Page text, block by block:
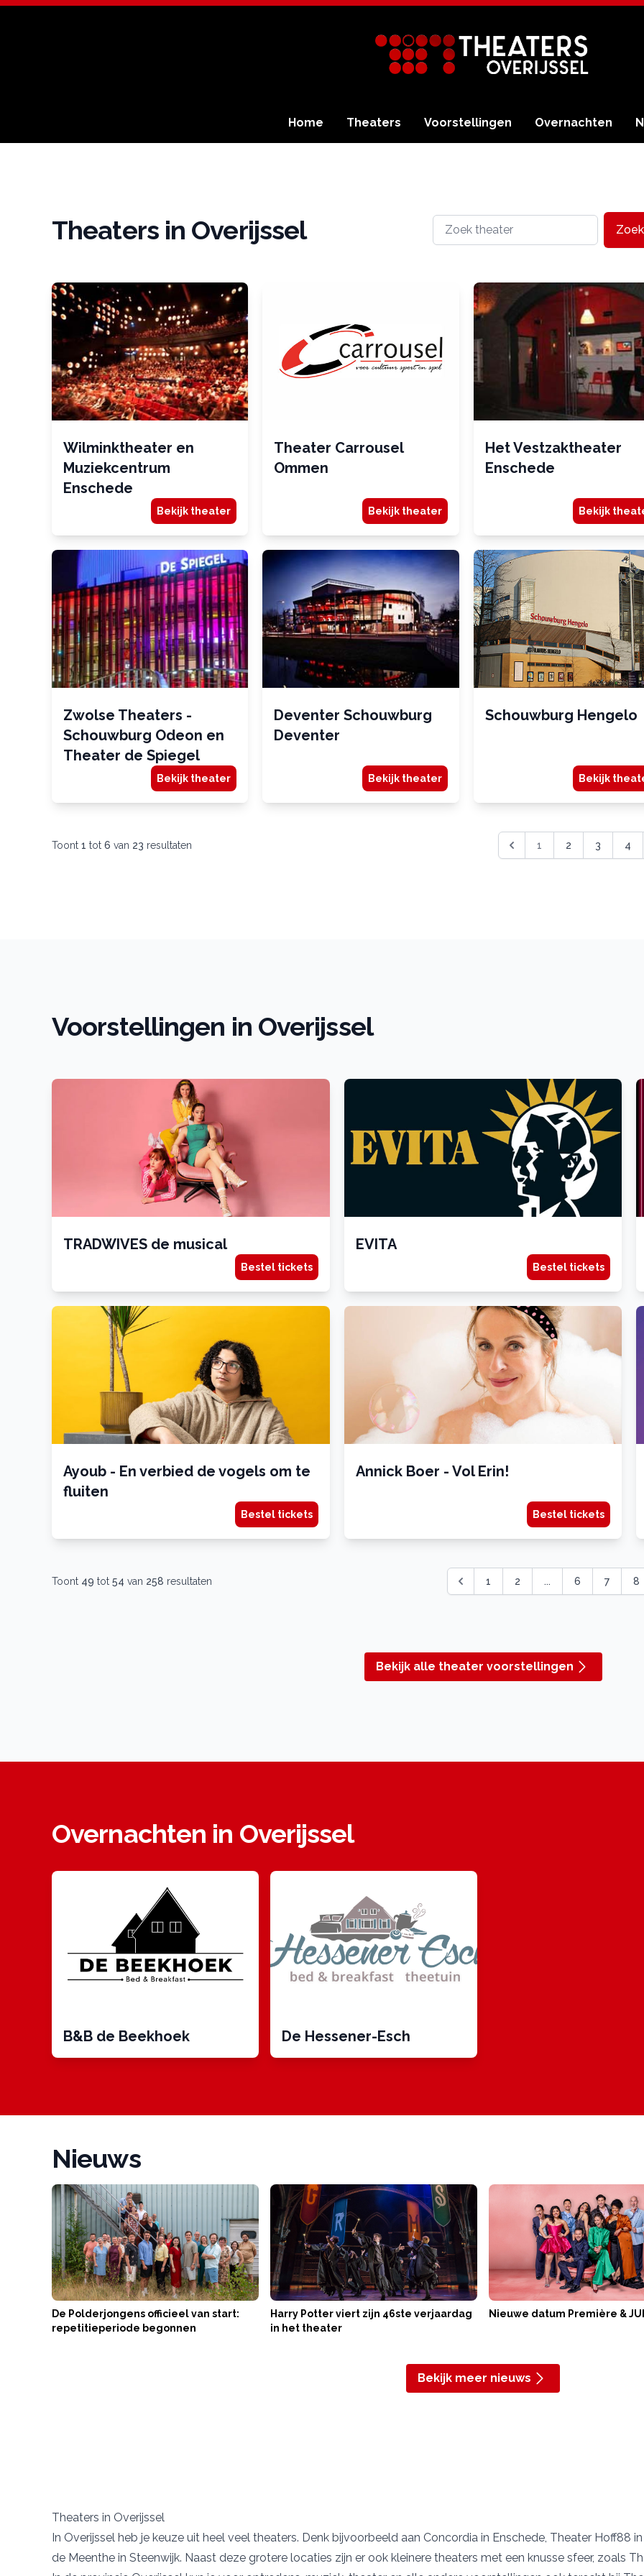
Home Theaters Voorstellingen Overnachten
Theaters in Overijssel
Wilminktheater en
Muziekcentrum
Enschede
Bekijk theater
Theater Carrousel
Ommen
Bekijk theater
Het Vestzaktheater
Enschede
Bekijk
Zwolse Theaters -
Schouwburg Odeon en
Theater de Spiegel
Bekijk theater
Deventer Schouwburg
Deventer
Bekijk theater
Schouwburg Hengelo
Bekijk
Toont 1 tot 6 van 23 resultaten 1 2 3 4
Voorstellingen in Overijssel
TRADWIVES de musical
Bestel tickets
EVITA
Bestel tickets
Ayoub - En verbied de vogels om te
fluiten
Bestel tickets
Annick Boer - Vol Erin!
Bestel tickets
Toont 49 tot 54 van 258 resultaten 1 2 ... 6 7 8
Bekijk alle theater voorstellingen
Overnachten in Overijssel
B&B de Beekhoek De Hessener-Esch
Nieuws
De Polderjongens officieel van start:
repetitieperiode begonnen
Harry Potter viert zijn 46ste verjaardag
in het theater
Nieuwe datum Première &
Bekijk meer nieuws
Theaters in Overijssel
In Overijssel heb je keuze uit heel veel theaters. Denk bijvoorbeeld aan Concordia in Enschede, Theater Hoff88
de Meenthe in Steenwijk. Naast deze grotere locaties zijn er ook kleinere theaters met een knusse sfeer, zoals